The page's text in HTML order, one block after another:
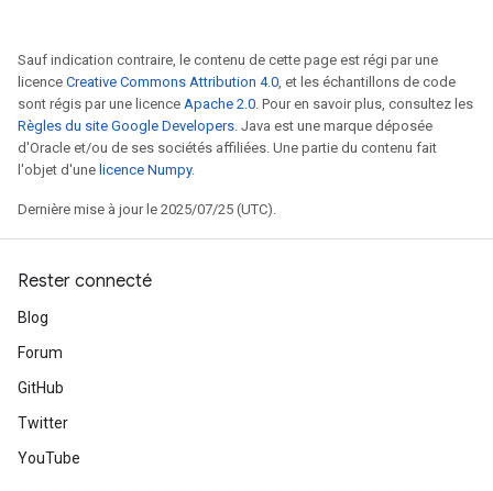
Sauf indication contraire, le contenu de cette page est régi par une
licence Creative Commons Attribution 4.0, et les échantillons de code
sont régis par une licence Apache 2.0. Pour en savoir plus, consultez les
Règles du site Google Developers. Java est une marque déposée
d'Oracle et/ou de ses sociétés affiliées. Une partie du contenu fait
l'objet d'une licence Numpy.
Dernière mise à jour le 2025/07/25 (UTC).
Rester connecté
Blog
Forum
GitHub
Twitter
YouTube